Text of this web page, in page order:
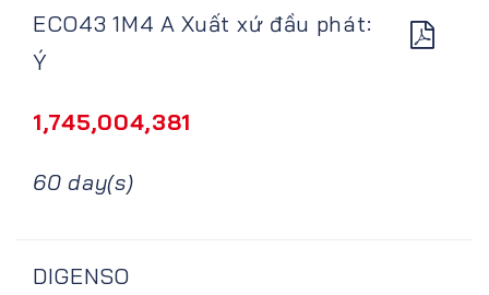
ECO43 1M4 A Xuất xứ đầu phát:
Ý
1,745,004,381
60 day(s)
DIGENSO